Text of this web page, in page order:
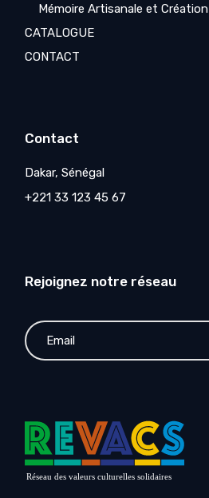
Mémoire Artisanale et Création
CATALOGUE
CONTACT
Contact
Dakar, Sénégal
+221 33 123 45 67
Rejoignez notre réseau
Réseau des valeurs culturelles solidaires